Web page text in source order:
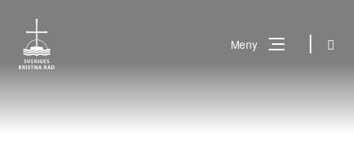
innehåll
Meny Sök